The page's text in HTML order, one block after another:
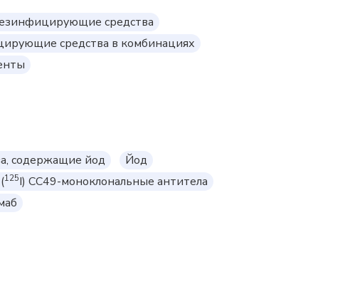
средства
средства в комбинациях
содержащие йод
Йод
125I) CC49-моноклональные антитела